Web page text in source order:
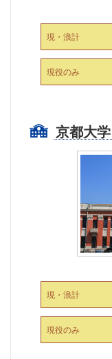
現・浪計
現役のみ
京都大学
現・浪計
現役のみ